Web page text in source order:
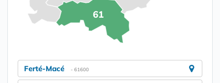
61
Ferté-Macé - 61600